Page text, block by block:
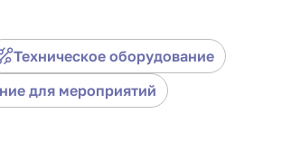
обладает функцией
двусторонней печати, что
на бумаге. С быстрым
печати в течение 8 секунд, вы не
время на ожидание. Принтер Canon
Техническое оборудование
для мероприятий